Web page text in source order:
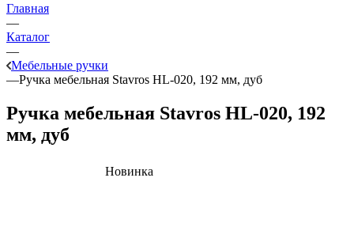
Главная
—
Каталог
—
Мебельные ручки
—Ручка мебельная Stavros HL-020, 192 мм, дуб
Ручка мебельная Stavros HL-020, 192
мм, дуб
Новинка